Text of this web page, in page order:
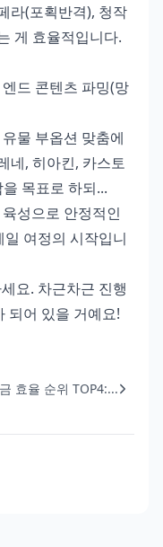
라(포획반격), 청작
게 효율적입니다.
드 콘텐츠 파밍(망
물 부옵션 맞춤에
네, 히아킨, 카스토
목표로 하되...
성으로 안정적인
여정의 시작입니
요. 차근차근 진행
되어 있을 거예요!
효율 순위 TOP4:...